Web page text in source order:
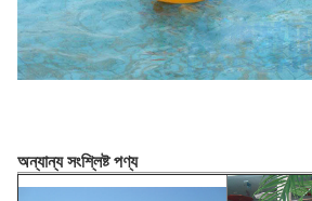
অন্যান্য সংশ্লিষ্ট পণ্য